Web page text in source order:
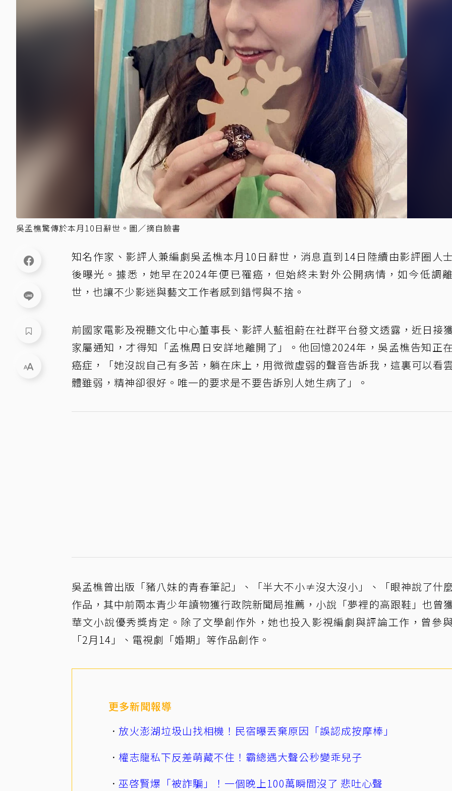
吳孟樵驚傳於本月10日辭世。圖／摘自臉書
知名作家、影評人兼編劇吳孟樵本月10日辭世，消息直到14日陸續由影評圈人
後曝光。據悉，她早在2024年便已罹癌，但始終未對外公開病情，如今低調
世，也讓不少影迷與藝文工作者感到錯愕與不捨。
前國家電影及視聽文化中心董事長、影評人藍祖蔚在社群平台發文透露，近日接
家屬通知，才得知「孟樵周日安詳地離開了」。他回憶2024年，吳孟樵告知正
癌症，「她沒說自己有多苦，躺在床上，用微微虛弱的聲音告訴我，這裏可以看
體雖弱，精神卻很好。唯一的要求是不要告訴別人她生病了」。
吳孟樵曾出版「豬八妹的青春筆記」、「半大不小≠沒大沒小」、「眼神說了什
作品，其中前兩本青少年讀物獲行政院新聞局推薦，小說「夢裡的高跟鞋」也曾
華文小說優秀獎肯定。除了文學創作外，她也投入影視編劇與評論工作，曾參
「2月14」、電視劇「婚期」等作品創作。
更多新聞報導
放火澎湖垃圾山找相機！民宿曝丟棄原因「誤認成按摩棒」
權志龍私下反差萌藏不住！霸總遇大聲公秒變乖兒子
巫啓賢爆「被詐騙」！一個晚上100萬瞬間沒了 悲吐心聲